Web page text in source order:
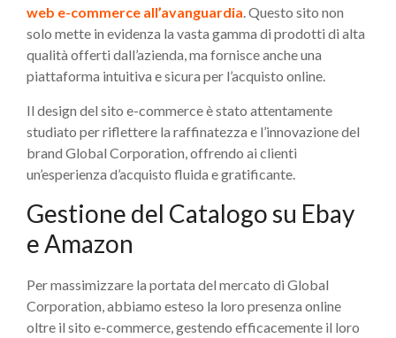
web e-commerce all’avanguardia . Questo sito non
solo mette in evidenza la vasta gamma di prodotti di alta
qualità offerti dall’azienda, ma fornisce anche una
piattaforma intuitiva e sicura per l’acquisto online.
Il design del sito e-commerce è stato attentamente
studiato per riflettere la raffinatezza e l’innovazione del
brand Global Corporation, offrendo ai clienti
un’esperienza d’acquisto fluida e gratificante.
Gestione del Catalogo su Ebay
e Amazon
Per massimizzare la portata del mercato di Global
Corporation, abbiamo esteso la loro presenza online
oltre il sito e-commerce, gestendo efficacemente il loro